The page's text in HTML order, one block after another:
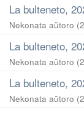
La bulteneto,
Nekonata aŭtoro (
La bulteneto,
Nekonata aŭtoro (
La bulteneto,
Nekonata aŭtoro (